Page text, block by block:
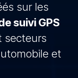
sur les
suivi GPS
secteurs
et